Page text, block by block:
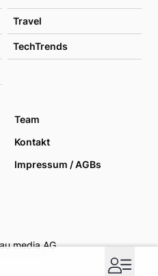
Travel
TechTrends
Team
Kontakt
Impressum / AGBs
media AG